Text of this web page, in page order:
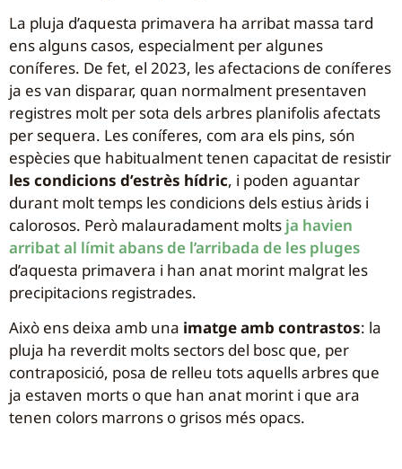
La pluja d’aquesta primavera ha arribat massa tard
ens alguns casos, especialment per algunes
coníferes. De fet, el 2023, les afectacions de coníferes
ja es van disparar, quan normalment presentaven
registres molt per sota dels arbres planifolis afectats
per sequera. Les coníferes, com ara els pins, són
espècies que habitualment tenen capacitat de resistir
les condicions d’estrès hídric, i poden aguantar
durant molt temps les condicions dels estius àrids i
calorosos. Però malauradament molts ja havien
arribat al límit abans de l’arribada de les pluges
d’aquesta primavera i han anat morint malgrat les
precipitacions registrades.
Això ens deixa amb una imatge amb contrastos: la
pluja ha reverdit molts sectors del bosc que, per
contraposició, posa de relleu tots aquells arbres que
ja estaven morts o que han anat morint i que ara
tenen colors marrons o grisos més opacs.